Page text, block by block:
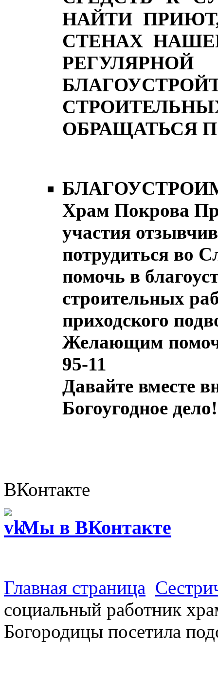
НАЙТИ
СТЕНАХ
ОБРАЩАТЬСЯ
Храм Покрова
участия
потрудиться во
помочь в
строительных
приходского
Желающим
95-11
Давайте вместе
Богоугодное дело!
ВКонтакте
Мы в ВКонтакте
Главная страница
социальный работник
Богородицы посетила